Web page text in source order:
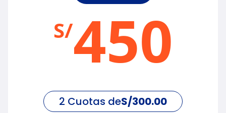
S/450
2 Cuotas deS/300.00